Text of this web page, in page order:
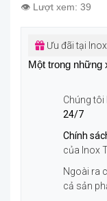
👁️ Lượt xem: 39
Ưu đãi tại
Một trong những
Chúng tôi
24/7
Chính
của Inox
Ngoài ra
cả sản